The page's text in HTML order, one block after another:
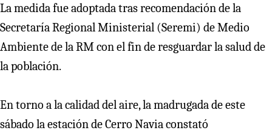
La medida fue adoptada tras recomendación de la
Secretaría Regional Ministerial (Seremi) de Medio
Ambiente de la RM con el fin de resguardar la salud de
la población.
En torno a la calidad del aire, la madrugada de este
sábado la estación de Cerro Navia constató